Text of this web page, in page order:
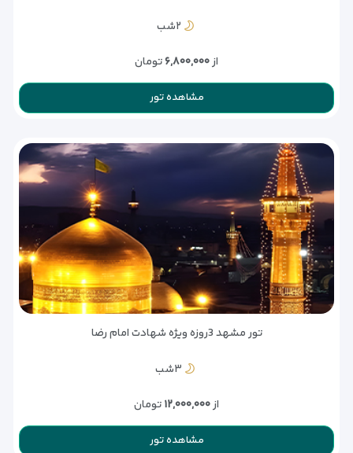
۲شب
از۶,۸۰۰,۰۰۰تومان
مشاهده تور
تور مشهد 3روزه ویژه شهادت امام رضا
۳شب
از۱۲,۰۰۰,۰۰۰تومان
مشاهده تور